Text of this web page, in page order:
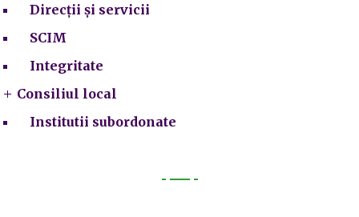
Direcții și servicii
SCIM
Integritate
Consiliul local
Institutii subordonate